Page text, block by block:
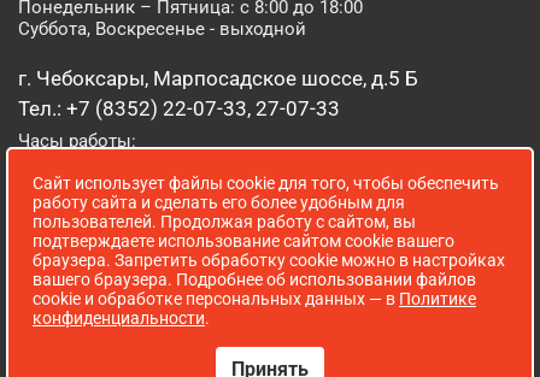
Понедельник – Пятница: с 8:00 до 18:00
Суббота, Воскресенье - выходной
г. Чебоксары, Марпосадское шоссе, д.5 Б
Тел.: +7 (8352) 22-07-33, 27-07-33
Часы работы:
Суббота, Воскресенье: с 8:00 до 16:00
г. Йошкар-Ола, ул. Луначарского, д. 52 А
Тел.: (8362) 41-07-31
Часы работы:
Понедельник – Пятница: с 8:00 до 18:00
Сайт использует файлы cookie для того, чтобы обеспечить
работу сайта и сделать его более удобным для
пользователей. Продолжая работу с сайтом, вы
подтверждаете использование сайтом cookie вашего
браузера. Запретить обработку cookie можно в настройках
вашего браузера. Подробнее об использовании файлов
cookie и обработке персональных данных — в Политике
конфиденциальности.
Принять